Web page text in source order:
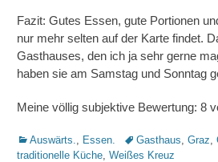
Fazit: Gutes Essen, gute Portionen
nur mehr selten auf der Karte findet.
Gasthauses, den ich ja sehr gerne
haben sie am Samstag und Sonntag
Meine völlig subjektive Bewertung: 8
Kategorien
Auswärts., Essen. Schlagworte
Gasthaus, Graz,
traditionelle Küche, Weißes Kreuz